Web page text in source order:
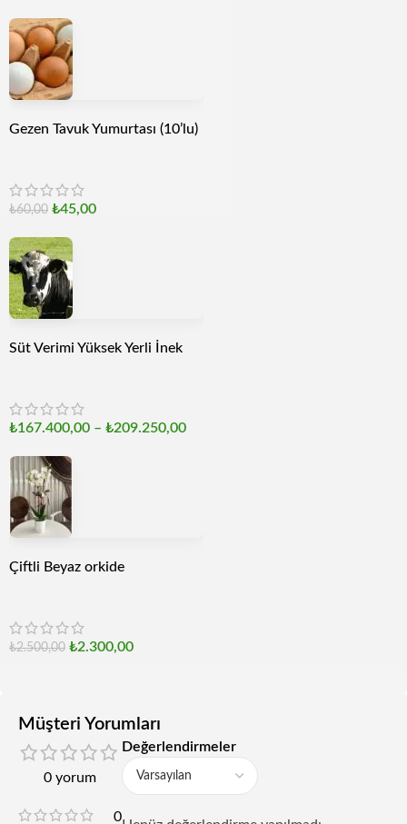
Gezen Tavuk Yumurtası (10’lu)
₺60,00 ₺45,00
Süt Verimi Yüksek Yerli İnek
₺167.400,00 – ₺209.250,00
Çiftli Beyaz orkide
₺2.500,00 ₺2.300,00
Müşteri Yorumları
0 yorum
0
Değerlendirmeler